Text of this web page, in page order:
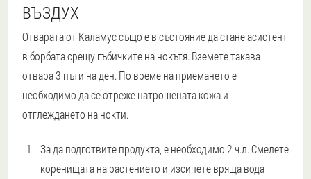
ВЪЗДУХ
Отварата от Каламус също е в състояние да стане асистент
в борбата срещу гъбичките на нокътя. Вземете такава
отвара 3 пъти на ден. По време на приемането е
необходимо да се отреже натрошената кожа и
отглеждането на нокти.
За да подготвите продукта, е необходимо 2 ч.л. Смелете
коренищата на растението и изсипете вряща вода